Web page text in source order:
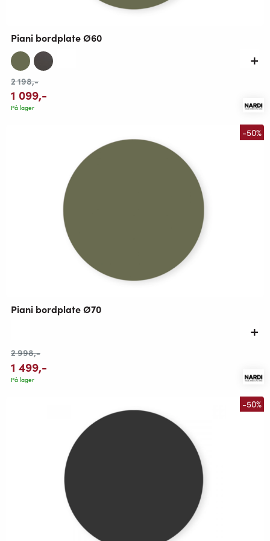
Piani bordplate Ø60
2 198,-
1 099,-
På lager
-50%
Piani bordplate Ø70
2 998,-
1 499,-
På lager
-50%